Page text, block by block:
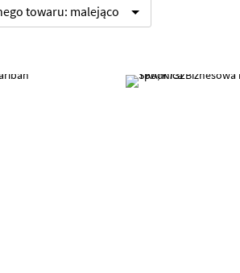
towaru: malejąco